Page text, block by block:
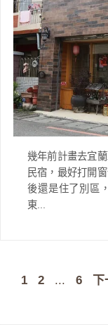
幾年前計畫去宜
民宿，最好打開
後還是住了別區
東...
頁
1
頁
2 ...
頁
6 下